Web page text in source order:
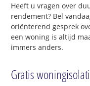
Heeft u vragen over
rendement? Bel
oriënterend gesprek
een woning is altijd
immers anders.
Gratis